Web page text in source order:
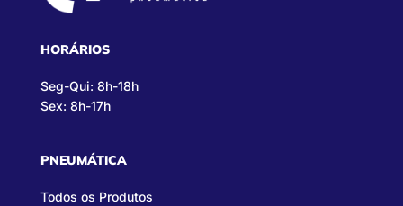
HORÁRIOS
Seg-Qui: 8h-18h
Sex: 8h-17h
PNEUMÁTICA
Todos os Produtos